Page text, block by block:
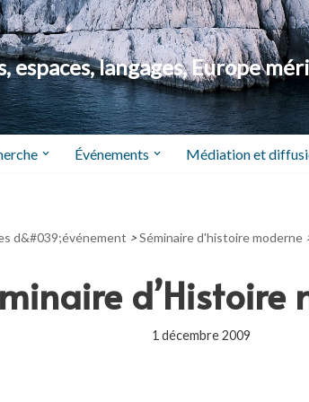
espaces, langages, Europe
Événements Médiation et
d&#039;événement >Séminaire d'histoire moderne
d’Histoire
1 décembre 2009